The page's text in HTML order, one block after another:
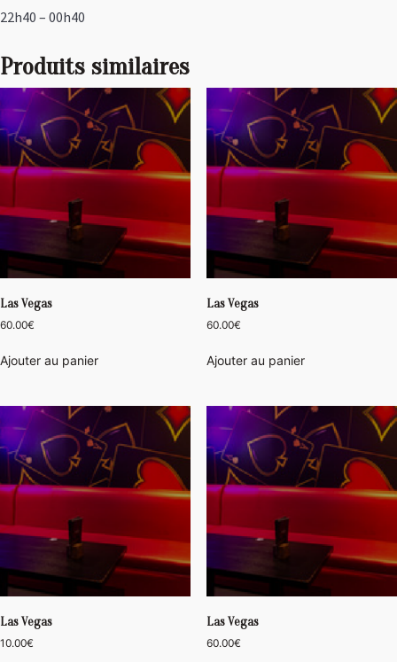
22h40 – 00h40
Produits similaires
Las Vegas
60.00€
Ajouter au panier
Las Vegas
60.00€
Ajouter au panier
Las Vegas
10.00€
Las Vegas
60.00€